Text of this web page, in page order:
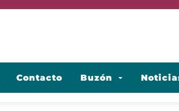
Contacto Buzón